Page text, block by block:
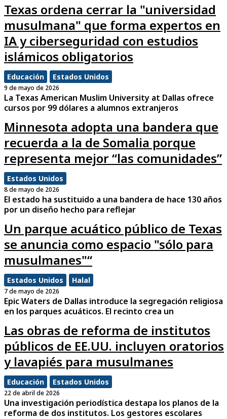
Texas ordena cerrar la "universidad
musulmana" que forma expertos en
IA y ciberseguridad con estudios
islámicos obligatorios
Educación Estados Unidos
9 de mayo de 2026
La Texas American Muslim University at Dallas ofrece
cursos por 99 dólares a alumnos extranjeros
Minnesota adopta una bandera que
recuerda a la de Somalia porque
representa mejor “las comunidades”
Estados Unidos
8 de mayo de 2026
El estado ha sustituido a una bandera de hace 130 años
por un diseño hecho para reflejar
Un parque acuático público de Texas
se anuncia como espacio "sólo para
musulmanes"“
Estados Unidos Halal
7 de mayo de 2026
Epic Waters de Dallas introduce la segregación religiosa
en los parques acuáticos. El recinto crea un
Las obras de reforma de institutos
públicos de EE.UU. incluyen oratorios
y lavapiés para musulmanes
Educación Estados Unidos
22 de abril de 2026
Una investigación periodística destapa los planos de la
reforma de dos institutos. Los gestores escolares